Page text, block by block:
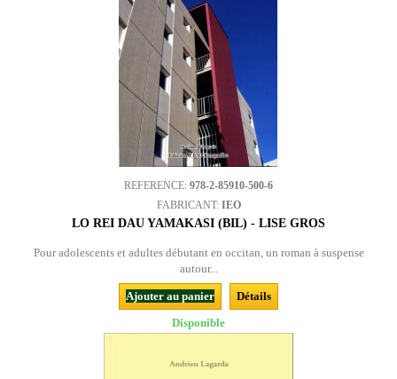
REFERENCE: 978-2-85910-500-6
FABRICANT: IEO
LO REI DAU YAMAKASI (BIL) - LISE GROS
Pour adolescents et adultes débutant en occitan, un roman à suspense
autour...
Ajouter au panier
Détails
Disponible